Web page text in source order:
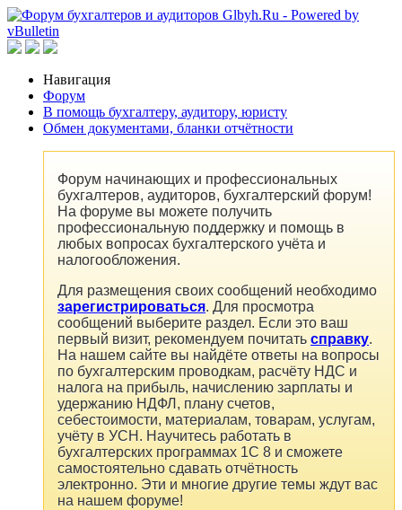
Навигация
Форум
В помощь бухгалтеру, аудитору, юристу
Обмен документами, бланки отчётности
Форум начинающих и профессиональных
бухгалтеров, аудиторов, бухгалтерский форум!
На форуме вы можете получить
профессиональную поддержку и помощь в
любых вопросах бухгалтерского учёта и
налогообложения.
Для размещения своих сообщений необходимо
зарегистрироваться. Для просмотра
сообщений выберите раздел. Если это ваш
первый визит, рекомендуем почитать справку.
На нашем сайте вы найдёте ответы на вопросы
по бухгалтерским проводкам, расчёту НДС и
налога на прибыль, начислению зарплаты и
удержанию НДФЛ, плану счетов,
себестоимости, материалам, товарам, услугам,
учёту в УСН. Научитесь работать в
бухгалтерских программах 1С 8 и сможете
самостоятельно сдавать отчётность
электронно. Эти и многие другие темы ждут вас
на нашем форуме!